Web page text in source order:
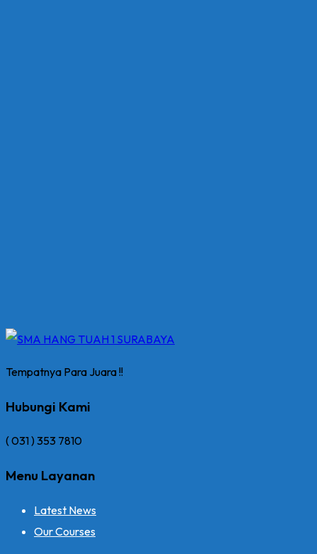
Tempatnya Para Juara !!
Hubungi Kami
( 031 ) 353 7810
Menu Layanan
Latest News
Our Courses